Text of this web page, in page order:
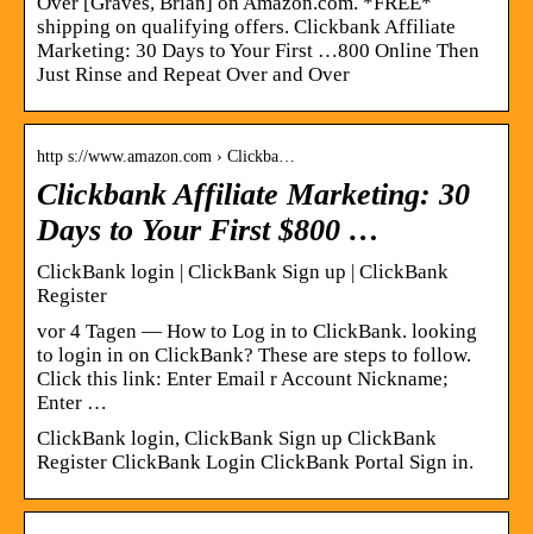
shipping on qualifying offers. Clickbank Affiliate
Marketing: 30 Days to Your First …800 Online Then
Just Rinse and Repeat Over and Over
http s://www.amazon.com › Clickba…
Clickbank Affiliate Marketing: 30
Days to Your First $800 …
ClickBank login | ClickBank Sign up | ClickBank
Register
vor 4 Tagen — How to Log in to ClickBank. looking
to login in on ClickBank? These are steps to follow.
Click this link: Enter Email r Account Nickname;
Enter …
ClickBank login, ClickBank Sign up ClickBank
Register ClickBank Login ClickBank Portal Sign in.